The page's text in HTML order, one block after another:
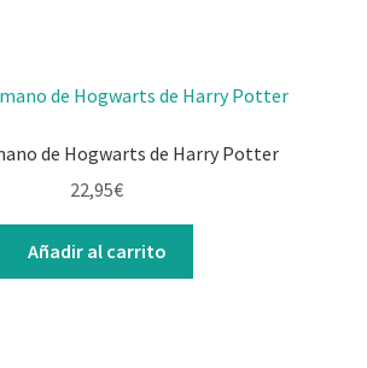
de Hogwarts de Harry Potter
22,95€
Añadir al carrito